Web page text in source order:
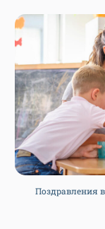
Поздравления